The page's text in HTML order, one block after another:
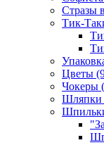
Стразы
Тик-
Цветы
Чокеры
Шляпки